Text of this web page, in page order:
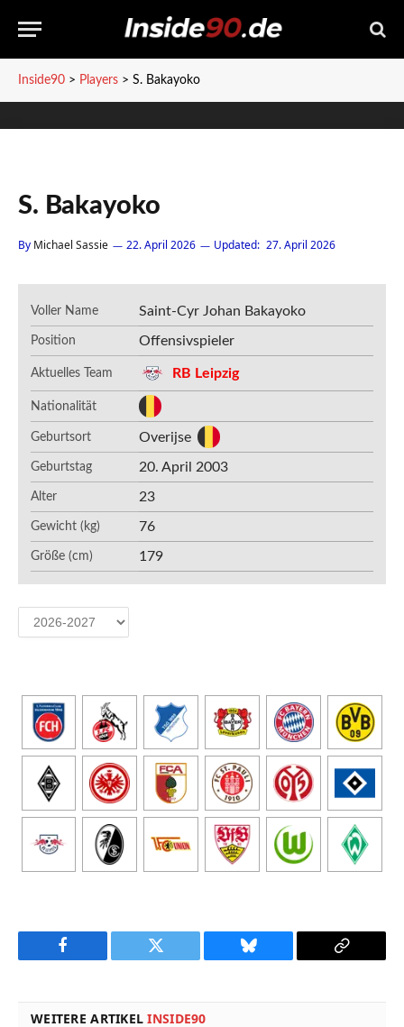
Inside90 > Players > S. Bakayoko
S. Bakayoko
By Michael Sassie 22. April 2026 Updated: 27. April 2026
Voller Name Saint-Cyr Johan Bakayoko
Position Offensivspieler
Aktuelles Team RB Leipzig
Nationalität
Geburtsort Overijse
Geburtstag 20. April 2003
Alter 23
Gewicht (kg) 76
Größe (cm) 179
Facebook Twitter Bluesky
Copy
WEITERE ARTIKELINSIDE90